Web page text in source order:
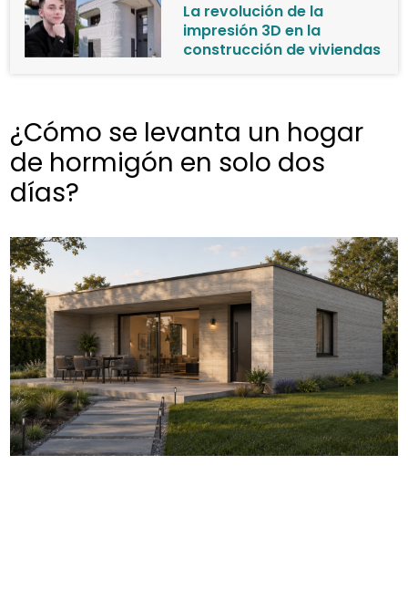
La revolución de la
impresión 3D en la
construcción de viviendas
¿Cómo se levanta un hogar
de hormigón en solo dos
días?